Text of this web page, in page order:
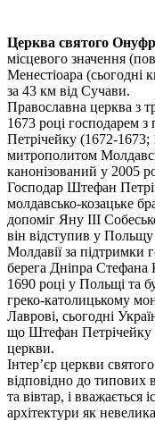
Церква святого
місцевого значення
Менестіоара (сьогодні
за 43 км від Сучави.
Православна церква з
1673 році господарем
Петрічейку (1672-1673;
митрополитом
канонізований у 2005
Господар Штефан
молдавсько-козацьке
допоміг Яну III
він відступив у Польщу
Молдавії за підтримки
берега Дніпра
1690 році у Польщі та
греко-католицькому
Лаврові, сьогодні
що Штефан Петрічейку
церкви.
Інтер’єр церкви
відповідно до типових
та вівтар, і вважається
архітектури як